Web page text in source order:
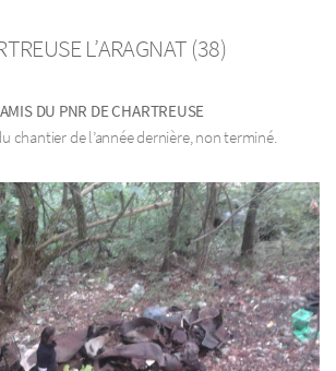
L’ARAGNAT (38)
DU PNR DE CHARTREUSE
chantier de l’année dernière, non terminé.